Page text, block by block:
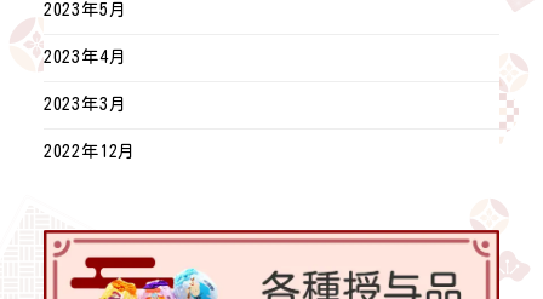
2023年5月
2023年4月
2023年3月
2022年12月